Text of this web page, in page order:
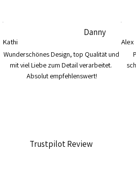
Kathi
Wunderschönes Design, top Qualität und
mit viel Liebe zum Detail verarbeitet.
Absolut empfehlenswert!
Danny
Trustpilot Review
Alex